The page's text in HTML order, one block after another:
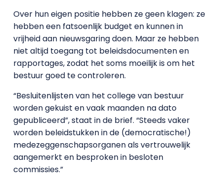
Over hun eigen positie hebben ze geen klagen: ze
hebben een fatsoenlijk budget en kunnen in
vrijheid aan nieuwsgaring doen. Maar ze hebben
niet altijd toegang tot beleidsdocumenten en
rapportages, zodat het soms moeilijk is om het
bestuur goed te controleren.
“Besluitenlijsten van het college van bestuur
worden gekuist en vaak maanden na dato
gepubliceerd”, staat in de brief. “Steeds vaker
worden beleidstukken in de (democratische!)
medezeggenschapsorganen als vertrouwelijk
aangemerkt en besproken in besloten
commissies.”